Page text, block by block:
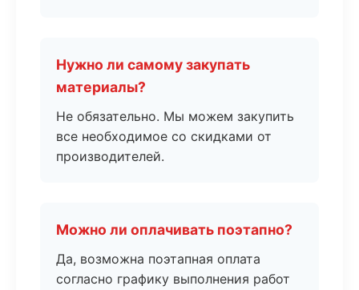
Нужно ли самому закупать
материалы?
Не обязательно. Мы можем закупить
все необходимое со скидками от
производителей.
Можно ли оплачивать поэтапно?
Да, возможна поэтапная оплата
согласно графику выполнения работ